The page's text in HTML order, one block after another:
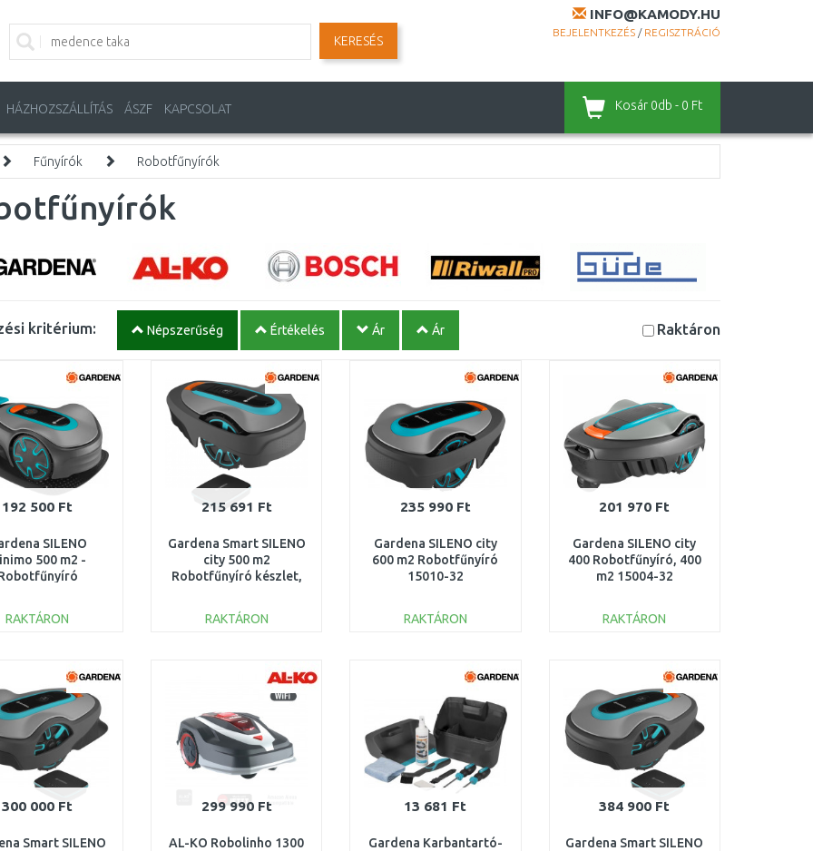
INFO@KAMODY.HU
BEJELENTKEZÉS / REGISZTRÁCIÓ
KERESÉS
HÁZHOZSZÁLLÍTÁS ÁSZF KAPCSOLAT Kosár 0db - 0 Ft
Fűnyírók Robotfűnyírók
kritérium: Népszerűség Értékelés Ár Ár Raktáron
192 500 Ft
SILENO
500 m2 -
32
RAKTÁRON
Összehasonlítás
215 691 Ft
Gardena Smart SILENO
city 500 m2
Robotfűnyíró készlet,
RAKTÁRON
Összehasonlítás
235 990 Ft
Gardena SILENO city
600 m2 Robotfűnyíró
15010-32
RAKTÁRON
Összehasonlítás
201 970 Ft
Gardena SILENO city
400 Robotfűnyíró, 400
m2 15004-32
RAKTÁRON
Összehasonlítás
300 000 Ft
Smart SILENO
299 990 Ft
AL-KO Robolinho 1300
13 681 Ft
Gardena Karbantartó-
384 900 Ft
Gardena Smart SILENO